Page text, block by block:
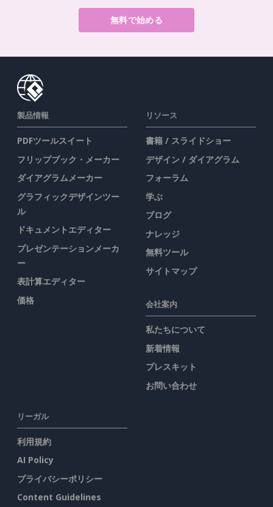
無料で始める
製品情報
PDFツールスイート
フリップブック・メーカー
ダイアグラムメーカー
グラフィックデザインツー
ル
ドキュメントエディター
プレゼンテーションメーカ
ー
表計算エディター
価格
リソース
書籍 / スライドショー
デザイン / ダイアグラム
フォーラム
学ぶ
ブログ
ナレッジ
無料ツール
サイトマップ
会社案内
私たちについて
新着情報
プレスキット
お問い合わせ
リーガル
利用規約
AI Policy
プライバシーポリシー
Content Guidelines